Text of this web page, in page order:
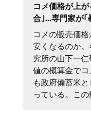
コメ価格が上
合｣…専門家が｢
コメの販売価
安くなるのか
究所の山下一
値の概算金で
も政府備蓄米
っている。こ